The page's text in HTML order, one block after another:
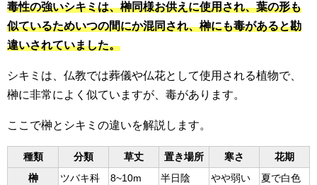
毒性の強いシキミは、榊同様お供えに使用され、葉の形も
似ているためいつの間にか混同され、榊にも毒があると勘
違いされていました。
シキミは、仏教では葬儀や仏花として使用される植物で、
榊に非常によく似ていますが、毒があります。
ここで榊とシキミの違いを解説します。
種類 分類 草丈 置き場所 寒さ
花期
榊
ツバキ科 8~10m 半日陰 やや弱い
夏で白色